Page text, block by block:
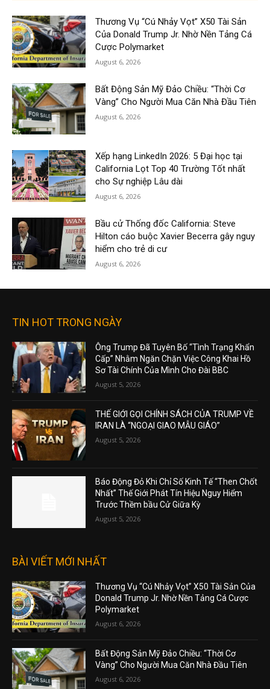
Thương Vụ “Cú Nhảy Vọt” X50 Tài Sản
Của Donald Trump Jr. Nhờ Nền Tảng Cá
Cược Polymarket
August 6, 2026
Bất Động Sản Mỹ Đảo Chiều: “Thời Cơ
Vàng” Cho Người Mua Căn Nhà Đầu Tiên
August 6, 2026
Xếp hạng LinkedIn 2026: 5 Đại học tại
California Lọt Top 40 Trường Tốt nhất
cho Sự nghiệp Lâu dài
August 6, 2026
Bầu cử Thống đốc California: Steve
Hilton cáo buộc Xavier Becerra gây nguy
hiểm cho trẻ di cư
August 6, 2026
TIN HOT TRONG NGÀY
Ông Trump Đã Tuyên Bố “Tình Trạng Khẩn
Cấp” Nhằm Ngăn Chặn Việc Công Khai Hồ
Sơ Tài Chính Của Mình Cho Đài BBC
August 5, 2026
THẾ GIỚI GỌI CHÍNH SÁCH CỦA TRUMP VỀ
IRAN LÀ “NGOẠI GIAO MẪU GIÁO”
August 5, 2026
Báo Động Đỏ Khi Chỉ Số Kinh Tế “Then Chốt
Nhất” Thế Giới Phát Tín Hiệu Nguy Hiểm
Trước Thềm bầu Cử Giữa Kỳ
August 5, 2026
BÀI VIẾT MỚI NHẤT
Thương Vụ “Cú Nhảy Vọt” X50 Tài Sản Của
Donald Trump Jr. Nhờ Nền Tảng Cá Cược
Polymarket
August 6, 2026
Bất Động Sản Mỹ Đảo Chiều: “Thời Cơ
Vàng” Cho Người Mua Căn Nhà Đầu Tiên
August 6, 2026